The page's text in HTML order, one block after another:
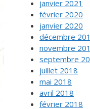
janvier 2021
février 2020
janvier 2020
décembre
novembre
septembre
juillet 2018
mai 2018
avril 2018
février 2018